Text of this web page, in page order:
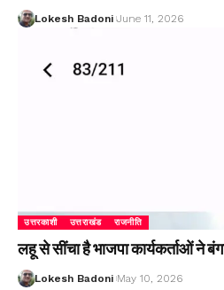
Lokesh Badoni June 11, 2026
उत्तरकाशी उत्तराखंड राजनीति
लहू से सींचा है भाजपा कार्यकर्ताओं ने
Lokesh Badoni May 10, 2026